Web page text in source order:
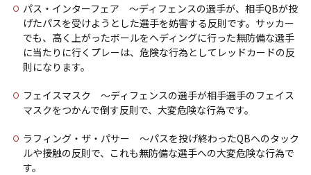
パス・インターフェア 〜ディフェンスの選手が、相手QBが投
げたパスを受けようとした選手を妨害する反則です。サッカー
でも、高く上がったボールをヘディングに行った無防備な選手
に当たりに行くプレーは、危険な行為としてレッドカードの反
則になります。
フェイスマスク 〜ディフェンスの選手が相手選手のフェイス
マスクをつかんで倒す反則で、大変危険な行為です。
ラフィング・ザ・パサー 〜パスを投げ終わったQBへのタック
ルや接触の反則で、これも無防備な選手への大変危険な行為で
す。